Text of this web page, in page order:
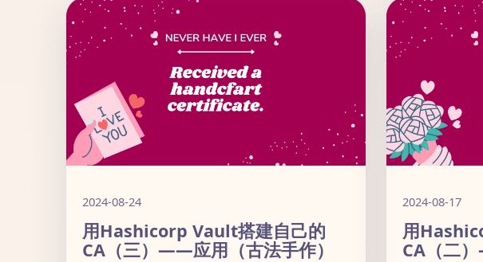
2024-08-24
用Hashicorp Vault搭建自己的
CA（三）——应用（古法手作）
2024-08-17
用
CA（二